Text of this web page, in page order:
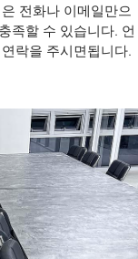
전화나 이메일만으
족할 수 있습니다. 언
락을 주시면됩니다.